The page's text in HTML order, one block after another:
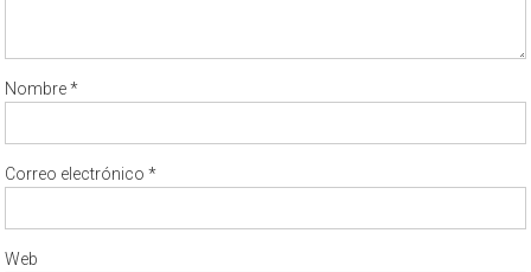
Nombre*
Correo electrónico*
Web